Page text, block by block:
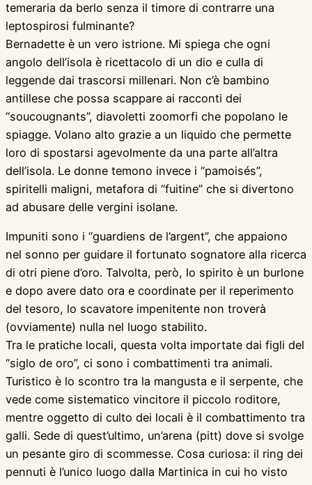
temeraria da berlo senza il timore di contrarre una
leptospirosi fulminante?
Bernadette è un vero istrione. Mi spiega che ogni
angolo dell’isola è ricettacolo di un dio e culla di
leggende dai trascorsi millenari. Non c’è bambino
antillese che possa scappare ai racconti dei
“soucougnants”, diavoletti zoomorfi che popolano le
spiagge. Volano alto grazie a un liquido che permette
loro di spostarsi agevolmente da una parte all’altra
dell’isola. Le donne temono invece i “pamoisés”,
spiritelli maligni, metafora di “fuitine” che si divertono
ad abusare delle vergini isolane.
Impuniti sono i “guardiens de l’argent”, che appaiono
nel sonno per guidare il fortunato sognatore alla ricerca
di otri piene d’oro. Talvolta, però, lo spirito è un burlone
e dopo avere dato ora e coordinate per il reperimento
del tesoro, lo scavatore impenitente non troverà
(ovviamente) nulla nel luogo stabilito.
Tra le pratiche locali, questa volta importate dai figli del
“siglo de oro”, ci sono i combattimenti tra animali.
Turistico è lo scontro tra la mangusta e il serpente, che
vede come sistematico vincitore il piccolo roditore,
mentre oggetto di culto dei locali è il combattimento tra
galli. Sede di quest’ultimo, un’arena (pitt) dove si svolge
un pesante giro di scommesse. Cosa curiosa: il ring dei
pennuti è l’unico luogo dalla Martinica in cui ho visto